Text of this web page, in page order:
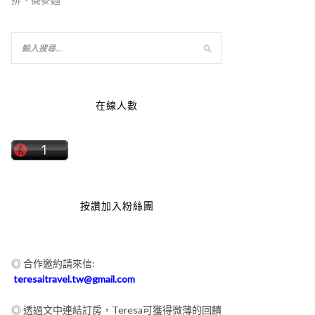
在線人數
按讚加入粉絲團
◎ 合作邀約請來信:
teresaitravel.tw@gmail.com
◎ 透過文中連結訂房，Teresa可獲得微薄的回饋